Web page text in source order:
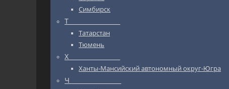
Симбирск
Т_________________
Татарстан
Тюмень
Х_________________
Ханты-Мансийский автономный округ-Югра
Ч_________________